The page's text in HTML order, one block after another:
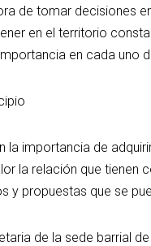
de tomar decisiones
en el territorio
en cada uno
la importancia de
la relación que tienen
propuestas que se
de la sede barrial